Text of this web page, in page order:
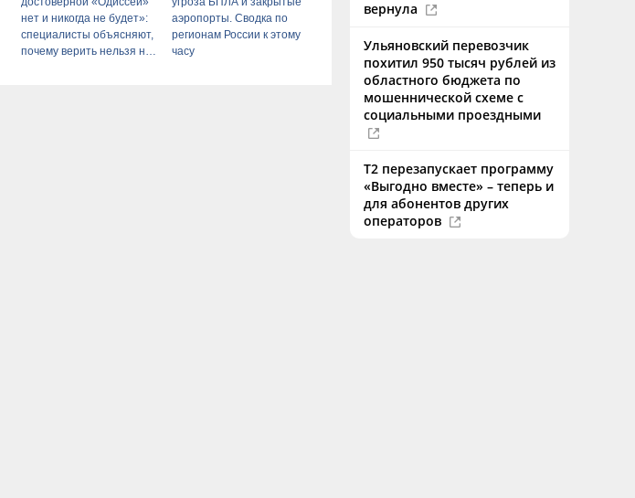
нет и никогда не будет»:
специалисты объясняют,
почему верить нельзя не
аэропорты. Сводка по
регионам России к этому
часу
вернула
Ульяновский перевозчик
похитил 950 тысяч рублей из
областного бюджета по
мошеннической схеме с
социальными проездными
Т2 перезапускает программу
«Выгодно вместе» – теперь и
для абонентов других
операторов